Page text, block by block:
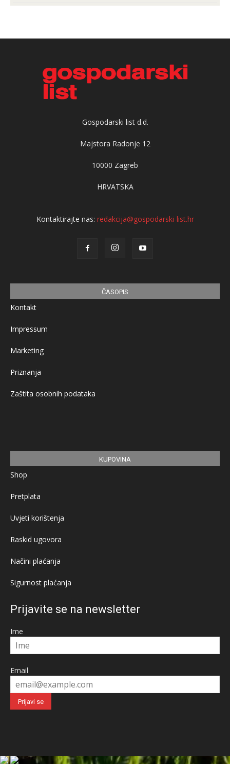
Gospodarski list d.d.
Majstora Radonje 12
10000 Zagreb
HRVATSKA
Kontaktirajte nas: redakcija@gospodarski-list.hr
ČASOPIS
Kontakt
Impressum
Marketing
Priznanja
Zaštita osobnih podataka
KUPOVINA
Shop
Pretplata
Uvjeti korištenja
Raskid ugovora
Načini plaćanja
Sigurnost plaćanja
Prijavite se na newsletter
Ime
Email